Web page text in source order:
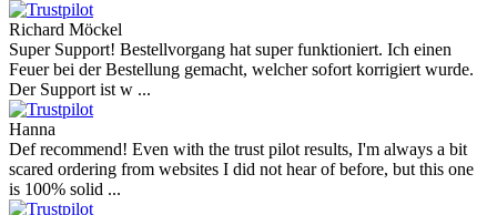
Richard Möckel
Super Support! Bestellvorgang hat super funktioniert. Ich einen
Feuer bei der Bestellung gemacht, welcher sofort korrigiert wurde.
Der Support ist w ...
Hanna
Def recommend! Even with the trust pilot results, I'm always a bit
scared ordering from websites I did not hear of before, but this one
is 100% solid ...